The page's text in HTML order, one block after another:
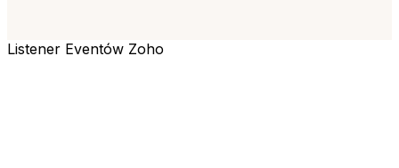
Listener Eventów Zoho